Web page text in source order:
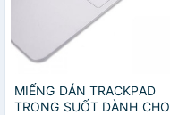
MIẾNG DÁN TRACKPAD
TRONG SUỐT DÀNH CHO